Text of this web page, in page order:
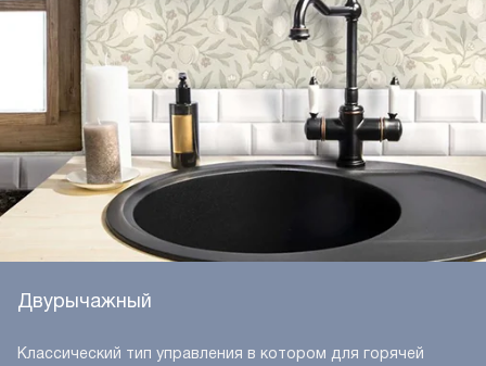
Двурычажный
Классический тип управления в котором для горячей